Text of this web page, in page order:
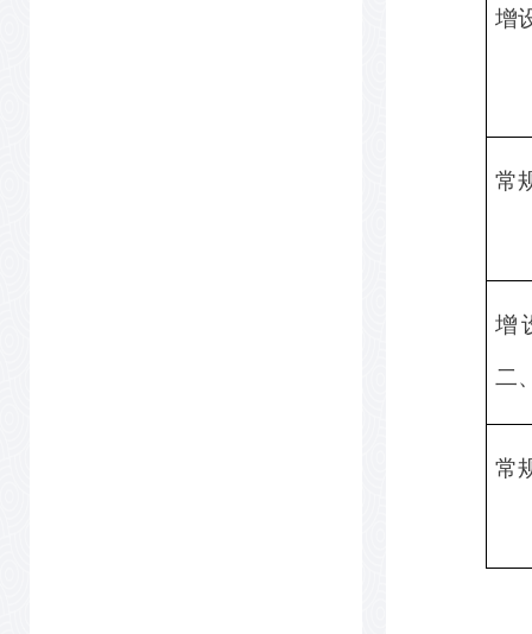
增
常
增
二
常